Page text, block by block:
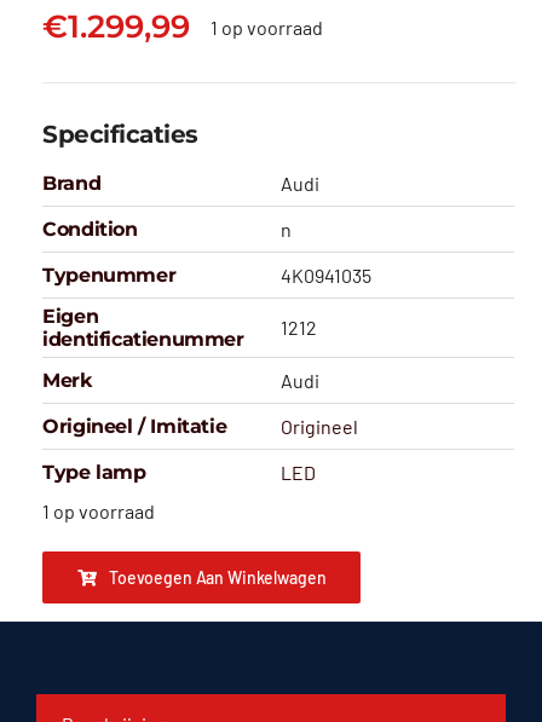
€1.299,99 1 op voorraad
Specificaties
Brand
Audi
Condition
n
Typenummer
4K0941035
Eigen
identificatienummer
1212
Merk
Audi
Origineel / Imitatie
Origineel
Type lamp
LED
1 op voorraad
Toevoegen Aan Winkelwagen